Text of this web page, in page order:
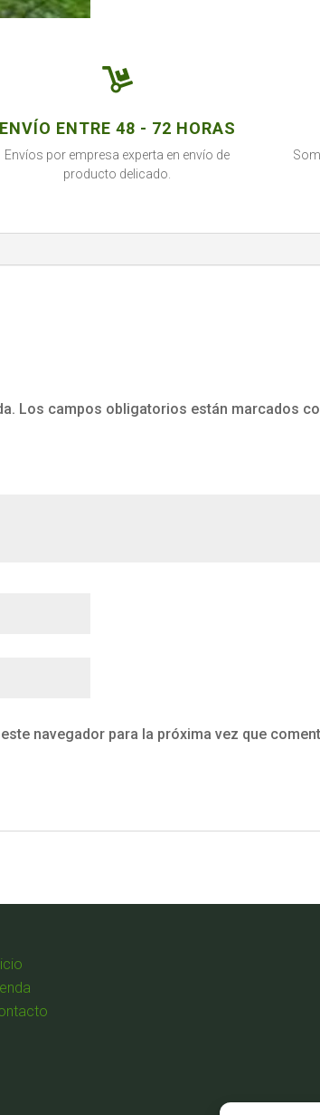

ENVÍO ENTRE 48 - 72 HORAS
Envíos por empresa experta en envío de
producto delicado.
Los campos obligatorios están marcados
navegador para la próxima vez que